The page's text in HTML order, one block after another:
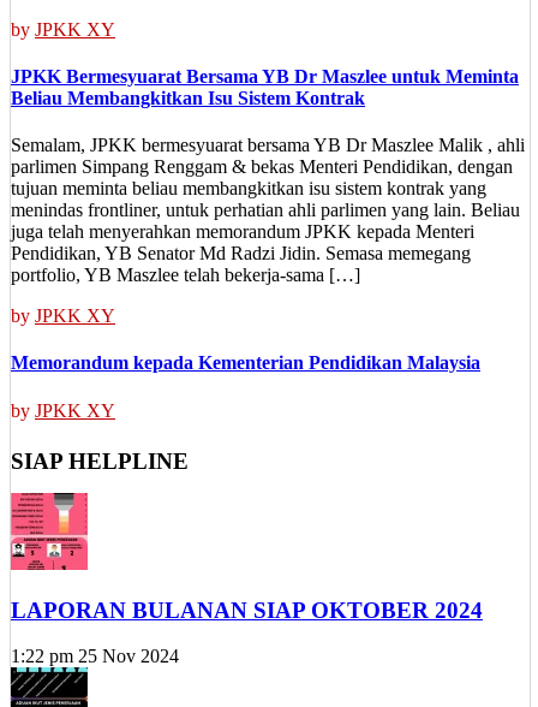
by JPKK XY
JPKK Bermesyuarat Bersama YB Dr Maszlee untuk Meminta
Beliau Membangkitkan Isu Sistem Kontrak
Semalam, JPKK bermesyuarat bersama YB Dr Maszlee Malik , ahli
parlimen Simpang Renggam & bekas Menteri Pendidikan, dengan
tujuan meminta beliau membangkitkan isu sistem kontrak yang
menindas frontliner, untuk perhatian ahli parlimen yang lain. Beliau
juga telah menyerahkan memorandum JPKK kepada Menteri
Pendidikan, YB Senator Md Radzi Jidin. Semasa memegang
portfolio, YB Maszlee telah bekerja-sama […]
by JPKK XY
Memorandum kepada Kementerian Pendidikan Malaysia
by JPKK XY
SIAP HELPLINE
LAPORAN BULANAN SIAP OKTOBER 2024
1:22 pm 25 Nov 2024